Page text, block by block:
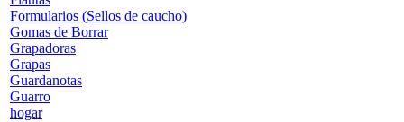
Formularios (Sellos de caucho)
Gomas de Borrar
Grapadoras
Grapas
Guardanotas
Guarro
hogar